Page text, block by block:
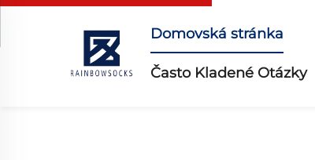
Domovská stránka
Často Kladené Otázky